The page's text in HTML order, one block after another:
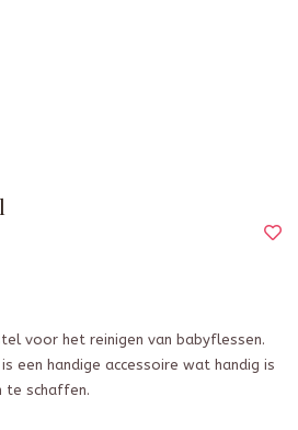
voor het reinigen van babyflessen.
een handige accessoire wat handig is
te schaffen.